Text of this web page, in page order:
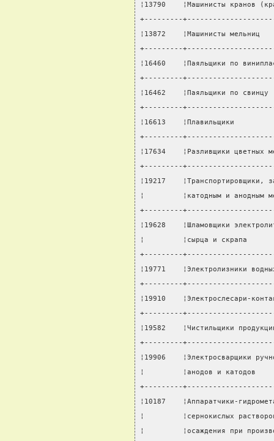
¦13790    ¦Машинисты
+---------
¦13872    ¦Машинисты
+---------
¦16460    ¦Паяльщики по
+---------
¦16462    ¦Паяльщики по
+---------
¦16613
+---------
¦17634    ¦Разливщики
+---------
¦19217
¦         ¦катодным и
+---------
¦19628    ¦Шламовщики
¦         ¦сырца и
+---------
¦19771    ¦Электролизники
+---------
¦19910
+---------
¦19582    ¦Чистильщики
+---------
¦19906    ¦Электросварщики
¦         ¦анодов и
+---------
¦10187    ¦Аппаратчики-
¦         ¦сернокислых
¦         ¦осаждения при